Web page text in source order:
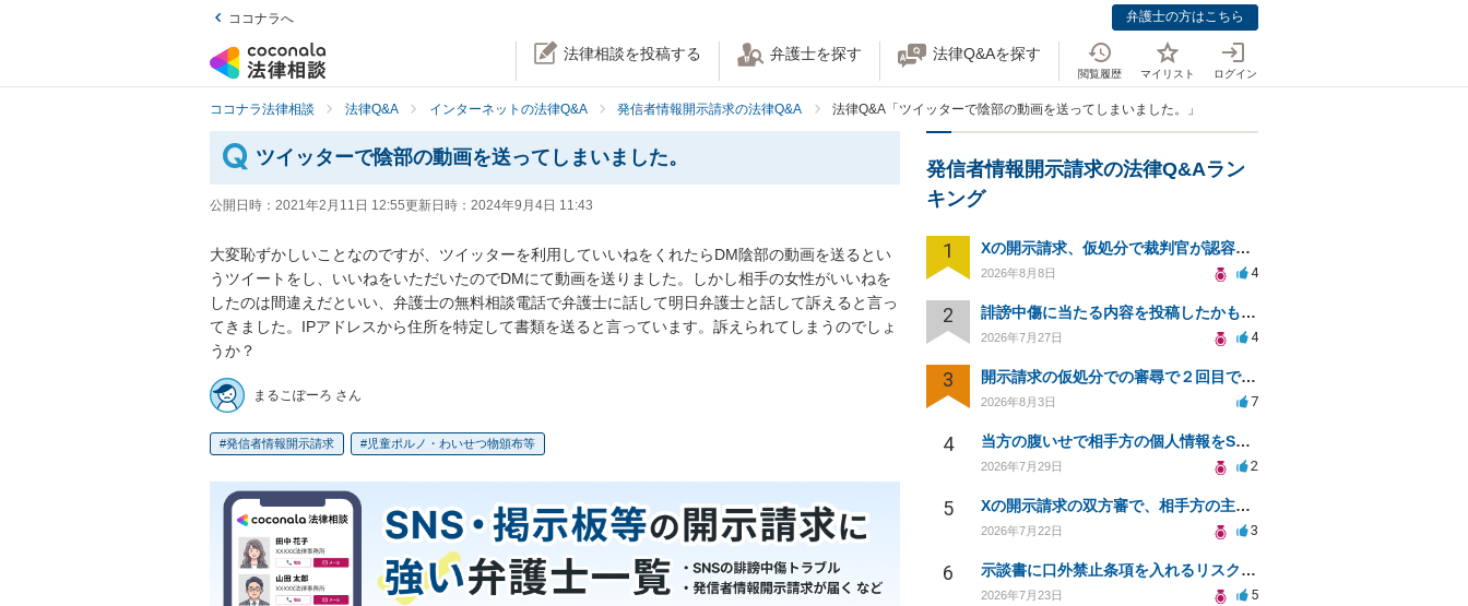
ココナラへ 弁護士の方はこちら
法律相談を投稿する 弁護士を探す 法律Q&Aを探す
閲覧履歴 マイリスト ログイン
ココナラ法律相談 法律Q&A インターネットの法律Q&A 発信者情報開示請求の法律Q&A 法律Q&A「ツイッターで陰部の動画を送ってしまいました。」
ツイッターで陰部の動画を送ってしまいました。
公開日時： 2021年2月11日 12:55更新日時： 2024年9月4日 11:43
大変恥ずかしいことなのですが、ツイッターを利用していいねをくれたらDM陰部の動画を送るとい
うツイートをし、いいねをいただいたのでDMにて動画を送りました。しかし相手の女性がいいねを
したのは間違えだといい、弁護士の無料相談電話で弁護士に話して明日弁護士と話して訴えると言っ
てきました。IPアドレスから住所を特定して書類を送ると言っています。訴えられてしまうのでしょ
うか？
まるこぽーろ さん
発信者情報開示請求 児童ポルノ・わいせつ物頒布等
発信者情報開示請求の法律Q&Aラン
キング
1 Xの開示請求、仮処分で裁判官が認容する意思と理由を明確化しても、相手側は争って引き延ばしますか
2026年8月8日 4
2 誹謗中傷に当たる内容を投稿したかもしれない。開示請求や民事刑事裁判に発展しうるのか教えて欲しい。
2026年7月27日 4
3 開示請求の仮処分での審尋で２回目で終わらない場合どうしたらいいですか
2026年8月3日 7
4 当方の腹いせで相手方の個人情報をSNSで晒してしまい名誉毀損させてしまったかもしれない
2026年7月29日 2
5 Xの開示請求の双方審で、相手方の主張が口頭ばかりで把握しきれません
2026年7月22日 3
6 示談書に口外禁止条項を入れるリスクはありますか？
2026年7月23日 5